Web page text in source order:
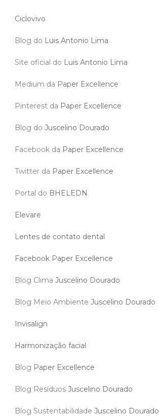
Ciclovivo
Blog do Luis Antonio Lima
Site oficial do Luis Antonio Lima
Medium da Paper Excellence
Pinterest da Paper Excellence
Blog do Juscelino Dourado
Facebook da Paper Excellence
Twitter da Paper Excellence
Portal do BHELEDN
Elevare
Lentes de contato dental
Facebook Paper Excellence
Blog Clima Juscelino Dourado
Blog Meio Ambiente Juscelino Dourado
Invisalign
Harmonização facial
Blog Paper Excellence
Blog Resíduos Juscelino Dourado
Blog Sustentabilidade Juscelino Dourado